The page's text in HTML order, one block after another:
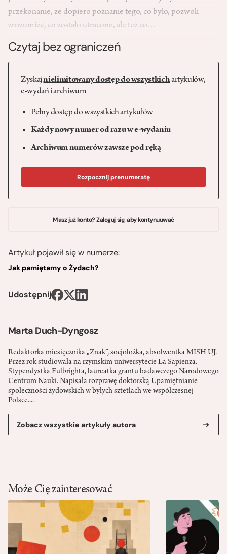
Marta Duch-Dyngosz
Redaktorka miesięcznika „Znak”, socjolożka, absolwentka MISH UJ.
Przez rok studiowała na rzymskim uniwersytecie La Sapienza.
Stypendystka Fulbrighta, laureatka grantu badawczego Narodowego
Centrum Nauki. Napisała rozprawę doktorską Upamiętnianie
społeczności żydowskich w byłych sztetlach we współczesnej
Polsce....
Zobacz wszystkie artykuły autora
przekonanie, że dopiero poznanie tego, co było, pozwoli
zrozumieć, co zostało utracone, ale też co…
Czytaj bez ograniczeń
Zyskajnielimitowany dostęp do wszystkichartykułów,
e-wydań i archiwum
Pełny dostęp do wszystkich artykułów
Każdy nowy numer od razu w e-wydaniu
Archiwum numerów zawsze pod ręką
Rozpocznij prenumeratę
Masz już konto? Zaloguj się, aby kontynuuwać
Artykuł pojawił się w numerze:
Jak pamiętamy o Żydach?
Udostępnij
Może Cię zainteresować